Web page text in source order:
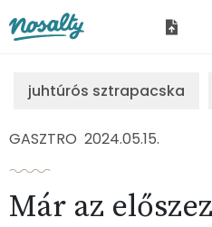
juhtúrós sztrapacska
GASZTRO 2024.05.15.
Már az